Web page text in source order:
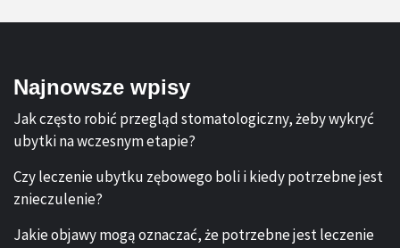
Najnowsze wpisy
Jak często robić przegląd stomatologiczny, żeby wykryć
ubytki na wczesnym etapie?
Czy leczenie ubytku zębowego boli i kiedy potrzebne jest
znieczulenie?
Jakie objawy mogą oznaczać, że potrzebne jest leczenie